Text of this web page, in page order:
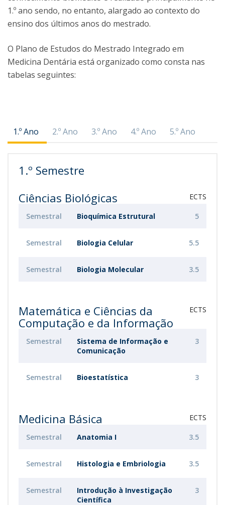
1.º ano sendo, no entanto, alargado ao contexto do
ensino dos últimos anos do mestrado.
O Plano de Estudos do Mestrado Integrado em
Medicina Dentária está organizado como consta nas
tabelas seguintes:
1.º Ano 2.º Ano 3.º Ano 4.º Ano 5.º Ano
1.º Semestre
Ciências Biológicas
ECTS
Semestral Bioquímica Estrutural 5
Semestral Biologia Celular 5.5
Semestral Biologia Molecular 3.5
Matemática e Ciências da
Computação e da Informação
ECTS
Semestral
Sistema de Informação e
Comunicação
3
Semestral Bioestatística 3
Medicina Básica ECTS
Semestral Anatomia I 3.5
Semestral Histologia e Embriologia 3.5
Semestral
Introdução à Investigação
Científica
3